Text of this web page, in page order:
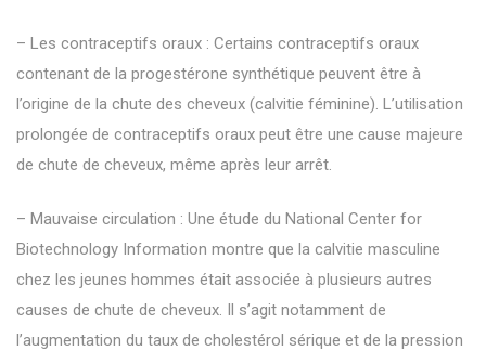
– Les contraceptifs oraux : Certains contraceptifs oraux
contenant de la progestérone synthétique peuvent être à
l’origine de la chute des cheveux (calvitie féminine). L’utilisation
prolongée de contraceptifs oraux peut être une cause majeure
de chute de cheveux, même après leur arrêt.
– Mauvaise circulation : Une étude du National Center for
Biotechnology Information montre que la calvitie masculine
chez les jeunes hommes était associée à plusieurs autres
causes de chute de cheveux. Il s’agit notamment de
l’augmentation du taux de cholestérol sérique et de la pression